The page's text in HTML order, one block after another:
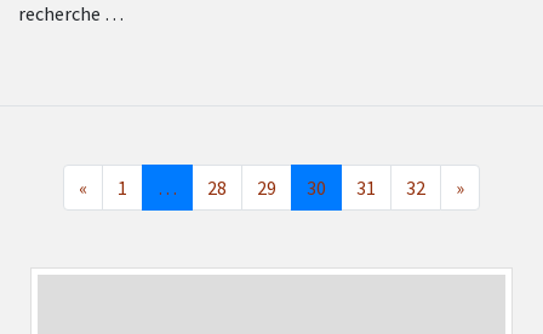
recherche …
« 1 … 28 29 30 31 32 »